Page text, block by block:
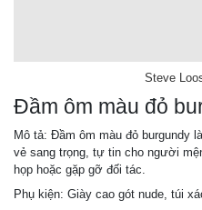
Steve
Đầm ôm màu đỏ
Mô tả: Đầm ôm màu đỏ burgundy
vẻ sang trọng, tự tin cho người
họp hoặc gặp gỡ đối tác.
Phụ kiện: Giày cao gót nude, túi